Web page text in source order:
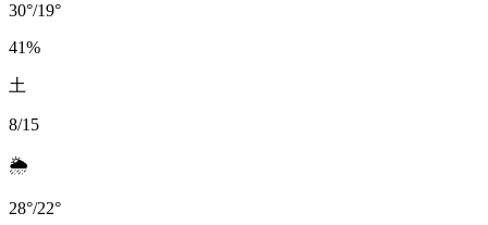
30°/19°
41%
土
8/15
🌦️
28°/22°